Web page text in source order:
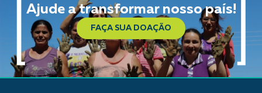
Ajude a transformar nosso país!
FAÇA SUA DOAÇÃO